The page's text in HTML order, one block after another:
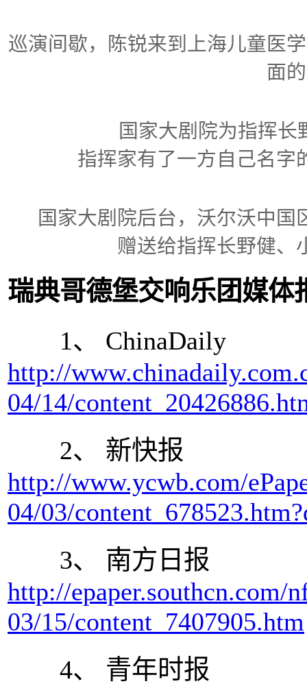
巡演间歇，陈锐来到上海儿童医
面
国家大剧院为指挥长
指挥家有了一方自己名字
国家大剧院后台，沃尔沃中
赠送给指挥长野健、
瑞典哥德堡交响乐团媒体
1、 ChinaDaily
http://
04/14/
2、 新快报
http://www.ycwb.com/
04/03/
3、 南方日报
http://epaper.southcn.com/
03/15/content_7407905.htm
4、 青年时报